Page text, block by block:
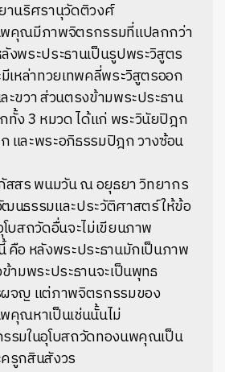
านริศรานุวัดติวงศ์
คุณมีภาพจิตรกรรมที่แปลกกว่า
งพระประธานเป็นรูปพระวิสูตร
เหล่าทวยเทพคลี่พระวิสูตรออก
ะขวา ส่วนตรงข้ามพระประธาน
ทั้ง 3 หมวด ได้แก่ พระวินัยปิฎก
และพระอภิธรรมปิฎก วางซ้อน
สสร พนมวัน ณ อยุธยา วิทยากร
นธรรมและประวัติศาสตร์ ให้ข้อ
บสถวัดอื่นจะไม่เขียนภาพ
อ หลังพระประธานมักเป็นภาพ
ามพระประธานจะเป็นพุทธ
จญ แต่ภาพจิตรกรรมของ
คุณหาเป็นเช่นนั้นไม่
รมในอุโบสถวัดทองนพคุณเป็น
รูกสินสังวร